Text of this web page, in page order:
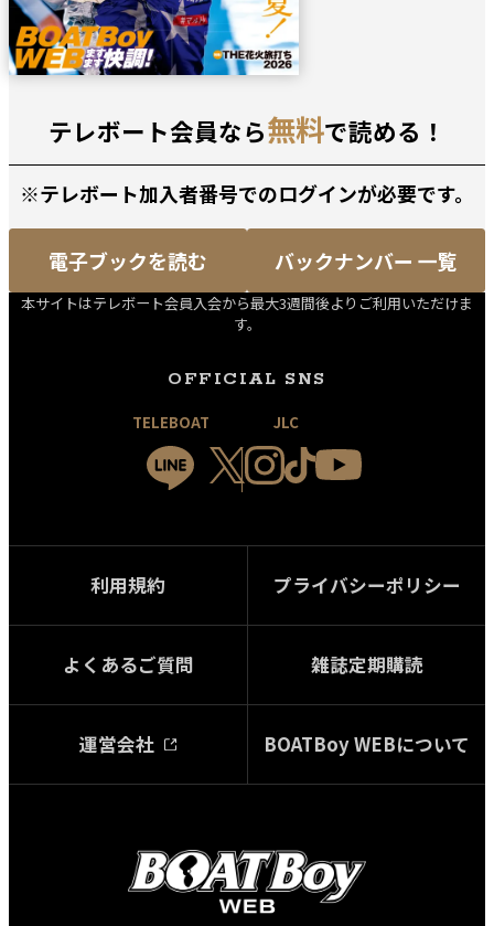
テレボート会員なら無料で読める！
※テレボート加入者番号でのログインが必要です。
電子ブックを読む バックナンバー 一覧
本サイトはテレボート会員入会から最大3週間後よりご利用いただけま
す。
OFFICIAL SNS
TELEBOAT JLC
利用規約 プライバシーポリシー
よくあるご質問 雑誌定期購読
運営会社 BOATBoy WEBについて